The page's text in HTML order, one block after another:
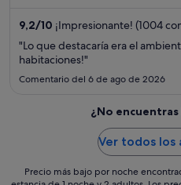
populares que se encuentran
Zona comercial de Collins Avenue.
9,2/10 ¡Impresionante! (1004
"Lo que destacaría era el
habitaciones!"
Comentario del 6 de ago de 2026
¿No
Ver todos los
Precio más bajo por noche